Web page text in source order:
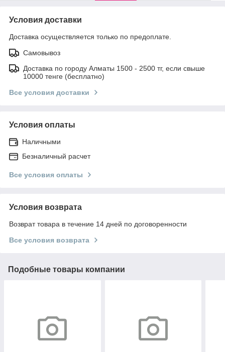
Условия доставки
Доставка осуществляется только по предоплате.
Самовывоз
Доставка по городу Алматы 1500 - 2500 тг, если свыше
10000 тенге (бесплатно)
Все условия доставки
Условия оплаты
Наличными
Безналичный расчет
Все условия оплаты
Условия возврата
Возврат товара в течение 14 дней по договоренности
Все условия возврата
Подобные товары компании